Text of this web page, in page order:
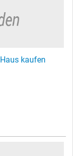
kaufen